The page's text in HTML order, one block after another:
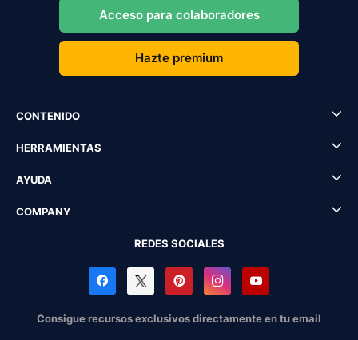
Acceso para colaboradores
Hazte premium
CONTENIDO
HERRAMIENTAS
AYUDA
COMPANY
REDES SOCIALES
Consigue recursos exclusivos directamente en tu email